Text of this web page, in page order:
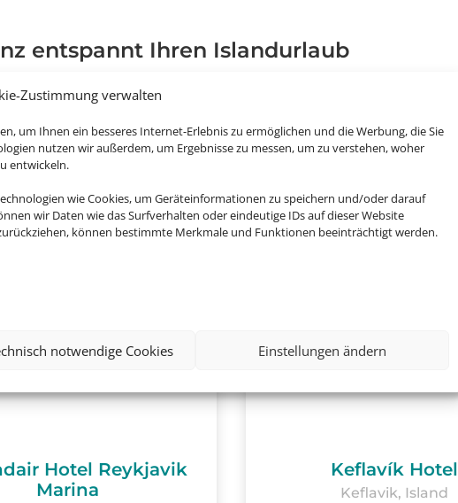
Zustimmung verwalten
um Ihnen ein besseres Internet-Erlebnis zu ermöglichen und die Werbung, die Sie
nutzen wir außerdem, um Ergebnisse zu messen, um zu verstehen, woher
entwickeln.
wie Cookies, um Geräteinformationen zu speichern und/oder darauf
wir Daten wie das Surfverhalten oder eindeutige IDs auf dieser Website
können bestimmte Merkmale und Funktionen beeinträchtigt werden.
notwendige Cookies Einstellungen ändern
entspannt Ihren Islandurlaub
Hotel Reykjavik
Marina
Keflavík Hotel
Keflavik, Island